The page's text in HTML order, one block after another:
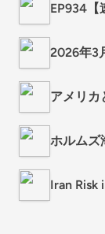
EP934【
2026年3
アメリカ
ホルムズ
Iran